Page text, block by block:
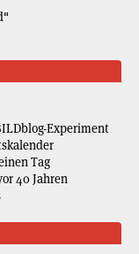
Experiment
Tag
40 Jahren